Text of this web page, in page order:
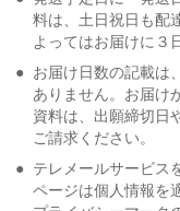
料は、土日祝日も配
よってはお届けに３
● お届け日数の記載は
ありません。お届け
資料は、出願締切日
ご請求ください。
● テレメールサービス
ページは個人情報を